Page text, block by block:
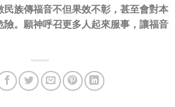
民族傳福音不但果效不彰，甚至會對本
險。願神呼召更多人起來服事，讓福音